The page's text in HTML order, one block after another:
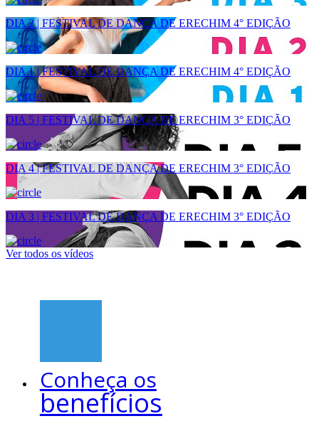
DIA 2 | FESTIVAL DE DANÇA DE ERECHIM 4° EDIÇÃO
DIA 1 | FESTIVAL DE DANÇA DE ERECHIM 4° EDIÇÃO
DIA 5 | FESTIVAL DE DANÇA DE ERECHIM 3° EDIÇÃO
DIA 4 | FESTIVAL DE DANÇA DE ERECHIM 3° EDIÇÃO
DIA 3 | FESTIVAL DE DANÇA DE ERECHIM 3° EDIÇÃO
Ver todos os vídeos
Conheça os
benefícios